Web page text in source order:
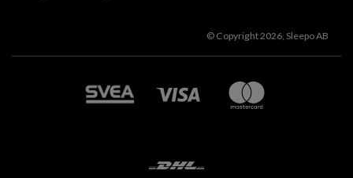
© Copyright 2026, Sleepo AB